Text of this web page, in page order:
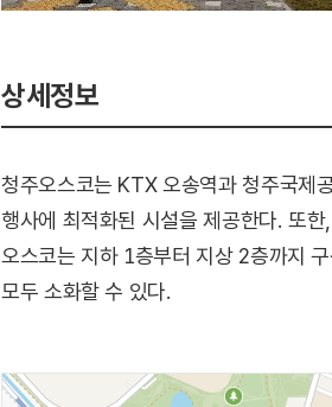
상세정보
청주오스코는 KTX 오송역과 청주국제
행사에 최적화된 시설을 제공한다. 또
오스코는 지하 1층부터 지상 2층까지
모두 소화할 수 있다.